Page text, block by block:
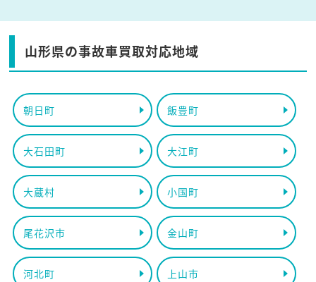
山形県の事故車買取対応地域
朝日町 飯豊町
大石田町 大江町
大蔵村 小国町
尾花沢市 金山町
河北町 上山市